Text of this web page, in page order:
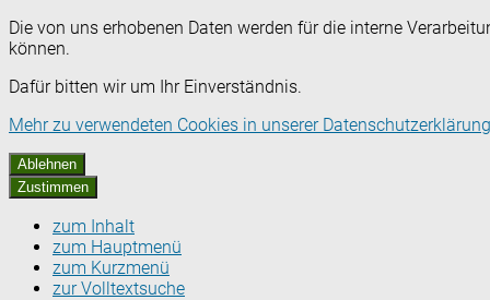
Die von uns erhobenen Daten werden für die interne
können.
Dafür bitten wir um Ihr Einverständnis.
Mehr zu verwendeten Cookies in unserer
Ablehnen
Zustimmen
zum Inhalt
zum Hauptmenü
zum Kurzmenü
zur Volltextsuche